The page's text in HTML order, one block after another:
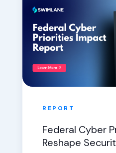
REPORT
Federal Cyber
Reshape